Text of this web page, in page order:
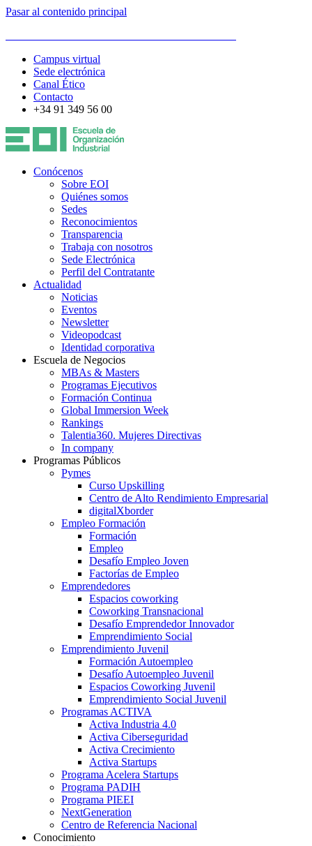
Pasar al contenido principal
Campus virtual
Sede electrónica
Canal Ético
Contacto
+34 91 349 56 00
Conócenos
Sobre EOI
Quiénes somos
Sedes
Reconocimientos
Transparencia
Trabaja con nosotros
Sede Electrónica
Perfil del Contratante
Actualidad
Noticias
Eventos
Newsletter
Videopodcast
Identidad corporativa
Escuela de Negocios
MBAs & Masters
Programas Ejecutivos
Formación Continua
Global Immersion Week
Rankings
Talentia360. Mujeres Directivas
In company
Programas Públicos
Pymes
Curso Upskilling
Centro de Alto Rendimiento Empresarial
digitalXborder
Empleo Formación
Formación
Empleo
Desafío Empleo Joven
Factorías de Empleo
Emprendedores
Espacios coworking
Coworking Transnacional
Desafío Emprendedor Innovador
Emprendimiento Social
Emprendimiento Juvenil
Formación Autoempleo
Desafío Autoempleo Juvenil
Espacios Coworking Juvenil
Emprendimiento Social Juvenil
Programas ACTIVA
Activa Industria 4.0
Activa Ciberseguridad
Activa Crecimiento
Activa Startups
Programa Acelera Startups
Programa PADIH
Programa PIEEI
NextGeneration
Centro de Referencia Nacional
Conocimiento